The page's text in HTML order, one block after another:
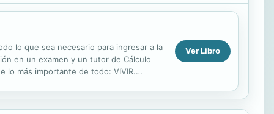
lo que sea necesario para ingresar a la
en un examen y un tutor de Cálculo
lo más importante de todo: VIVIR.
Ver Libro